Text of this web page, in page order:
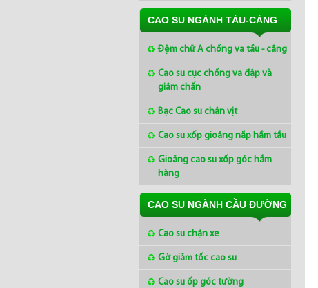
CAO SU NGÀNH TÀU-CẢNG
Đệm chữ A chống va tầu - cảng
Cao su cục chống va đập và
giảm chấn
Bạc Cao su chân vịt
Cao su xốp gioăng nắp hầm tầu
Gioăng cao su xốp góc hầm
hàng
CAO SU NGÀNH CẦU ĐƯỜNG
Cao su chặn xe
Gờ giảm tốc cao su
Cao su ốp góc tường